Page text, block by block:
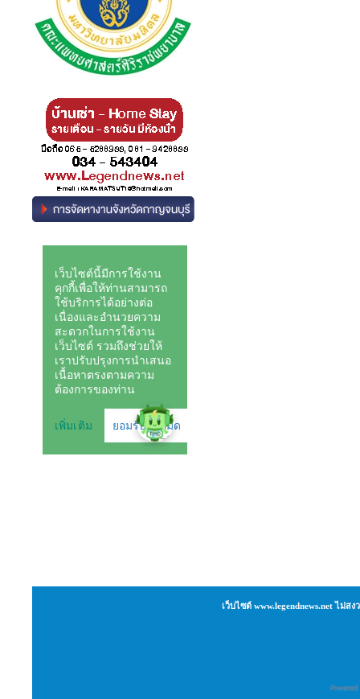
เว็บไซต์ www.legendnews.net ไม่